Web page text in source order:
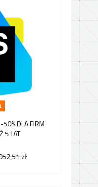
50% DLA FIRM
5 LAT
zł